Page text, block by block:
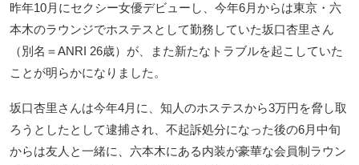
昨年10月にセクシー女優デビューし、今年6月からは東京・六
本木のラウンジでホステスとして勤務していた坂口杏里さん
（別名＝ANRI 26歳）が、また新たなトラブルを起こしていた
ことが明らかになりました。
坂口杏里さんは今年4月に、知人のホステスから3万円を脅し取
ろうとしたとして逮捕され、不起訴処分になった後の6月中旬
からは友人と一緒に、六本木にある内装が豪華な会員制ラウン